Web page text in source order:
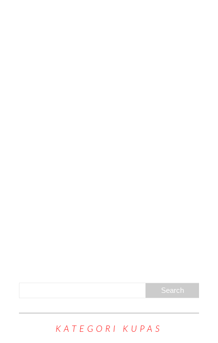
KATEGORI KUPAS